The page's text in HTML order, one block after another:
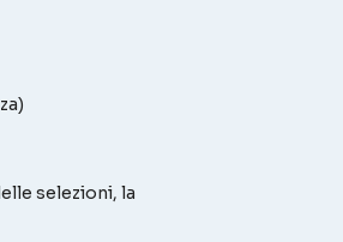
selezioni, la